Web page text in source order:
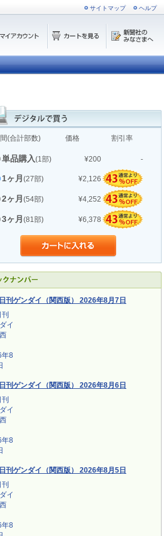
サイトマップ ヘルプ
(合計部数) 価格 割引率
単品購入(1部) ¥200 -
1ヶ月 (27部) ¥2,126
2ヶ月 (54部) ¥4,252
3ヶ月 (81部) ¥6,378
日刊ゲンダイ（関西版） 2026年8月7日
日刊ゲンダイ（関西版） 2026年8月6日
日刊ゲンダイ（関西版） 2026年8月5日